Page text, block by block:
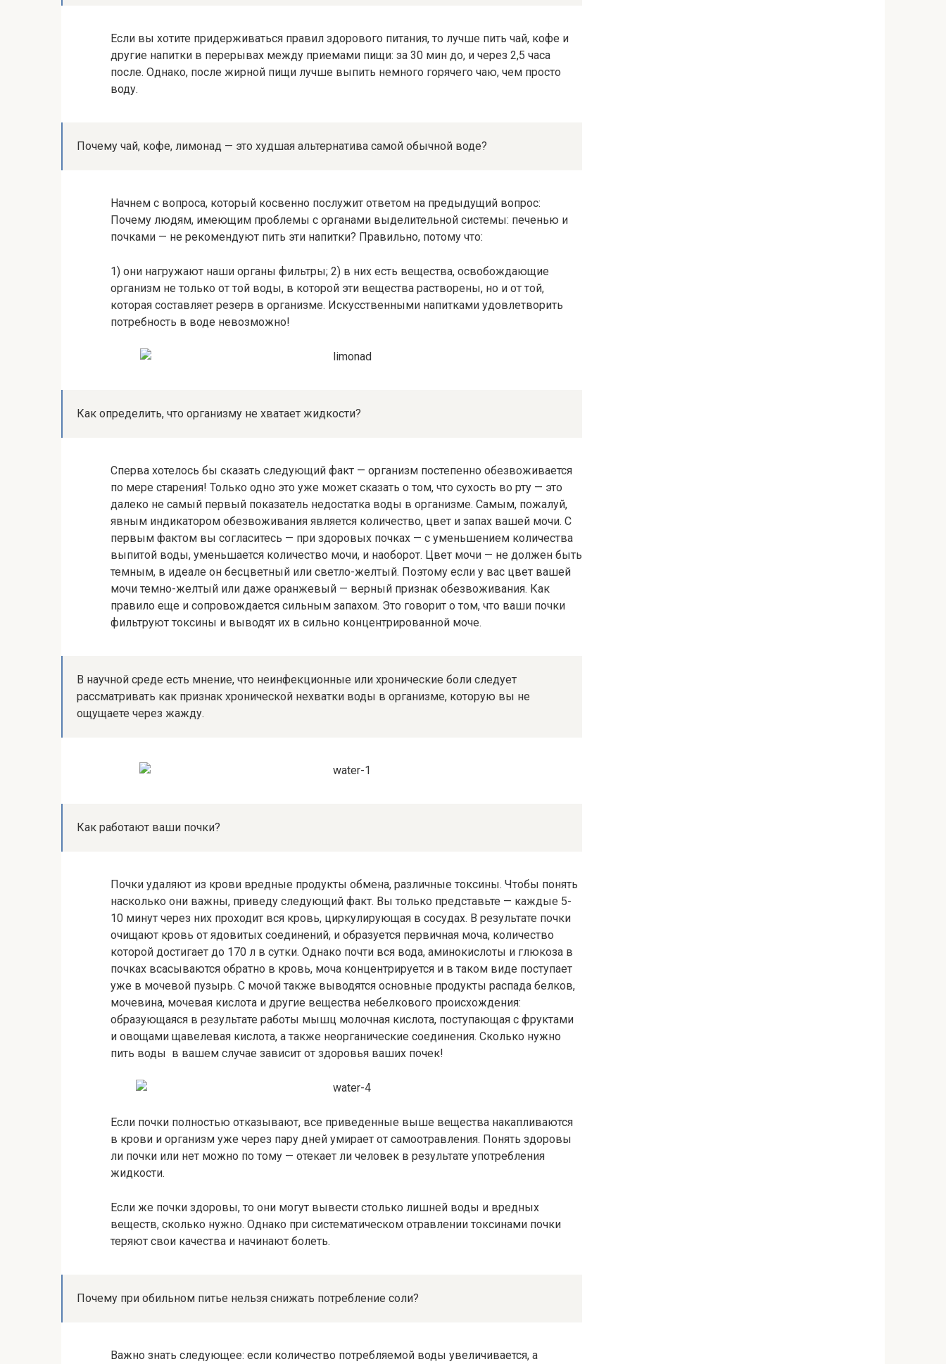
Если вы хотите придерживаться правил здорового питания, то лучше пить чай, кофе и
другие напитки в перерывах между приемами пищи: за 30 мин до, и через 2,5 часа
после. Однако, после жирной пищи лучше выпить немного горячего чаю, чем просто
воду.
Почему чай, кофе, лимонад — это худшая альтернатива самой обычной воде?
Начнем с вопроса, который косвенно послужит ответом на предыдущий вопрос:
Почему людям, имеющим проблемы с органами выделительной системы: печенью и
почками — не рекомендуют пить эти напитки? Правильно, потому что:
1) они нагружают наши органы фильтры; 2) в них есть вещества, освобождающие
организм не только от той воды, в которой эти вещества растворены, но и от той,
которая составляет резерв в организме. Искусственными напитками удовлетворить
потребность в воде невозможно!
Как определить, что организму не хватает жидкости?
Сперва хотелось бы сказать следующий факт — организм постепенно обезвоживается
по мере старения! Только одно это уже может сказать о том, что сухость во рту — это
далеко не самый первый показатель недостатка воды в организме. Самым, пожалуй,
явным индикатором обезвоживания является количество, цвет и запах вашей мочи. С
первым фактом вы согласитесь — при здоровых почках — с уменьшением количества
выпитой воды, уменьшается количество мочи, и наоборот. Цвет мочи — не должен быть
темным, в идеале он бесцветный или светло-желтый. Поэтому если у вас цвет вашей
мочи темно-желтый или даже оранжевый — верный признак обезвоживания. Как
правило еще и сопровождается сильным запахом. Это говорит о том, что ваши почки
фильтруют токсины и выводят их в сильно концентрированной моче.
В научной среде есть мнение, что неинфекционные или хронические боли следует
рассматривать как признак хронической нехватки воды в организме, которую вы не
ощущаете через жажду.
Как работают ваши почки?
Почки удаляют из крови вредные продукты обмена, различные токсины. Чтобы понять
насколько они важны, приведу следующий факт. Вы только представьте — каждые 5-
10 минут через них проходит вся кровь, циркулирующая в сосудах. В результате почки
очищают кровь от ядовитых соединений, и образуется первичная моча, количество
которой достигает до 170 л в сутки. Однако почти вся вода, аминокислоты и глюкоза в
почках всасываются обратно в кровь, моча концентрируется и в таком виде поступает
уже в мочевой пузырь. С мочой также выводятся основные продукты распада белков,
мочевина, мочевая кислота и другие вещества небелкового происхождения:
образующаяся в результате работы мышц молочная кислота, поступающая с фруктами
и овощами щавелевая кислота, а также неорганические соединения. Сколько нужно
пить воды в вашем случае зависит от здоровья ваших почек!
Если почки полностью отказывают, все приведенные выше вещества накапливаются
в крови и организм уже через пару дней умирает от самоотравления. Понять здоровы
ли почки или нет можно по тому — отекает ли человек в результате употребления
жидкости.
Если же почки здоровы, то они могут вывести столько лишней воды и вредных
веществ, сколько нужно. Однако при систематическом отравлении токсинами почки
теряют свои качества и начинают болеть.
Почему при обильном питье нельзя снижать потребление соли?
Важно знать следующее: если количество потребляемой воды увеличивается, а